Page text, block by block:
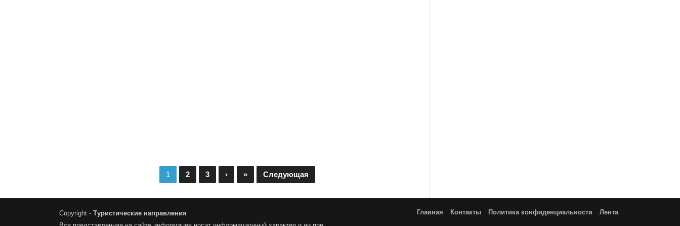
1 2 3 › » Следующая
Copyright - Туристические направления
Главная Контакты Политика конфиденциальности Лента